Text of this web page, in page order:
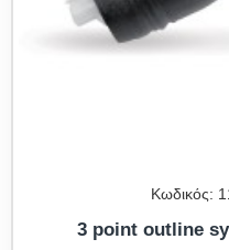
Κωδικός:
3 point outline